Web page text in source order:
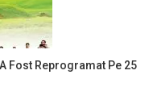
Fost Reprogramat Pe 25